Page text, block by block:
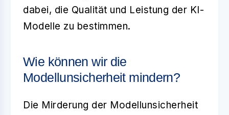
dabei, die Qualität und Leistung der KI-
Modelle zu bestimmen.
Wie können wir die
Modellunsicherheit mindern?
Die Mirderung der Modellunsicherheit